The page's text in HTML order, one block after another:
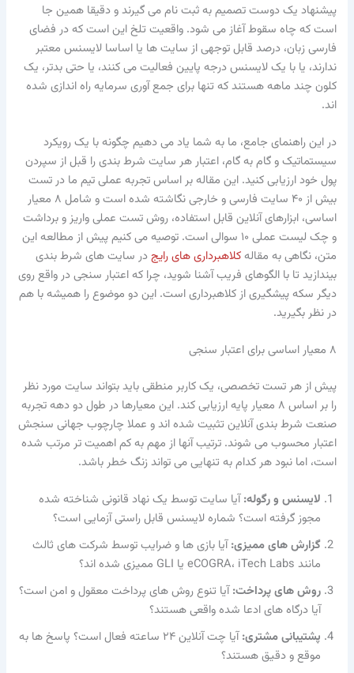
پیشنهاد یک دوست تصمیم به ثبت نام می گیرند و دقیقا همین جا
است که چاه سقوط آغاز می شود. واقعیت تلخ این است که در فضای
فارسی زبان، درصد قابل توجهی از سایت ها یا اساسا لایسنس معتبر
ندارند، یا با یک لایسنس درجه پایین فعالیت می کنند، یا حتی بدتر، یک
کلون چند ماهه هستند که تنها برای جمع آوری سرمایه راه اندازی شده
اند.
در این راهنمای جامع، ما به شما یاد می دهیم چگونه با یک رویکرد
سیستماتیک و گام به گام، اعتبار هر سایت شرط بندی را قبل از سپردن
پول خود ارزیابی کنید. این مقاله بر اساس تجربه عملی تیم ما در تست
بیش از ۴۰ سایت فارسی و خارجی نگاشته شده است و شامل ۸ معیار
اساسی، ابزارهای آنلاین قابل استفاده، روش تست عملی واریز و برداشت
و چک لیست عملی ۱۰ سوالی است. توصیه می کنیم پیش از مطالعه این
متن، نگاهی به مقالهکلاهبرداری های رایجدر سایت های شرط بندی
بیندازید تا با الگوهای فریب آشنا شوید، چرا که اعتبار سنجی در واقع روی
دیگر سکه پیشگیری از کلاهبرداری است. این دو موضوع را همیشه با هم
در نظر بگیرید.
۸ معیار اساسی برای اعتبار سنجی
پیش از هر تست تخصصی، یک کاربر منطقی باید بتواند سایت مورد نظر
را بر اساس ۸ معیار پایه ارزیابی کند. این معیارها در طول دو دهه تجربه
صنعت شرط بندی آنلاین تثبیت شده اند و عملا چارچوب جهانی سنجش
اعتبار محسوب می شوند. ترتیب آنها از مهم به کم اهمیت تر مرتب شده
است، اما نبود هر کدام به تنهایی می تواند زنگ خطر باشد.
لایسنس و رگوله:آیا سایت توسط یک نهاد قانونی شناخته شده
مجوز گرفته است؟ شماره لایسنس قابل راستی آزمایی است؟
گزارش های ممیزی:آیا بازی ها و ضرایب توسط شرکت های ثالث
مانند eCOGRA، iTech Labs یا GLI ممیزی شده اند؟
روش های پرداخت:آیا تنوع روش های پرداخت معقول و امن است؟
آیا درگاه های ادعا شده واقعی هستند؟
پشتیبانی مشتری:
آیا چت آنلاین ۲۴ ساعته فعال است؟ پاسخ ها به
موقع و دقیق هستند؟